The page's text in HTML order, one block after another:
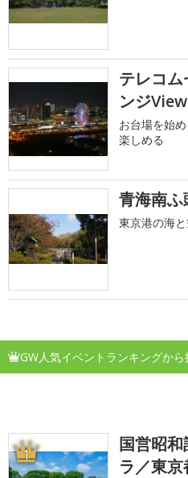
テレコ
ンジ
お台場を始
楽しめる
青海南ふ
東京港の海
GW人気イベントランキングから
1
国営昭
ラ／東京